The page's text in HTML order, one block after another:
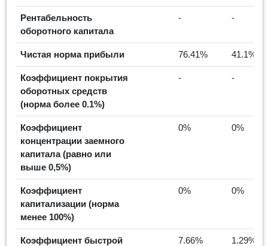
Рентабельность
оборотного капитала
- -
Чистая норма прибыли 76.41% 41.1%
Коэффициент покрытия
оборотных средств
(норма более 0.1%)
- -
Коэффициент
концентрации заемного
капитала (равно или
выше 0,5%)
0% 0%
Коэффициент
капитализации (норма
менее 100%)
0% 0%
Коэффициент быстрой
7.66% 1.29%